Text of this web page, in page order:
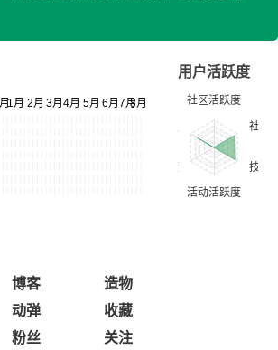
用户活跃度
博客
造物
动弹
收藏
粉丝 关注